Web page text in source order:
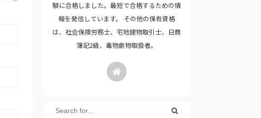
験に合格しました。最短で合格するための情
報を発信しています。 その他の保有資格
は、社会保険労務士、宅地建物取引士、日商
簿記2級、毒物劇物取扱者。